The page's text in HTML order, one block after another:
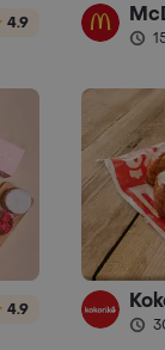
4.9
4.9